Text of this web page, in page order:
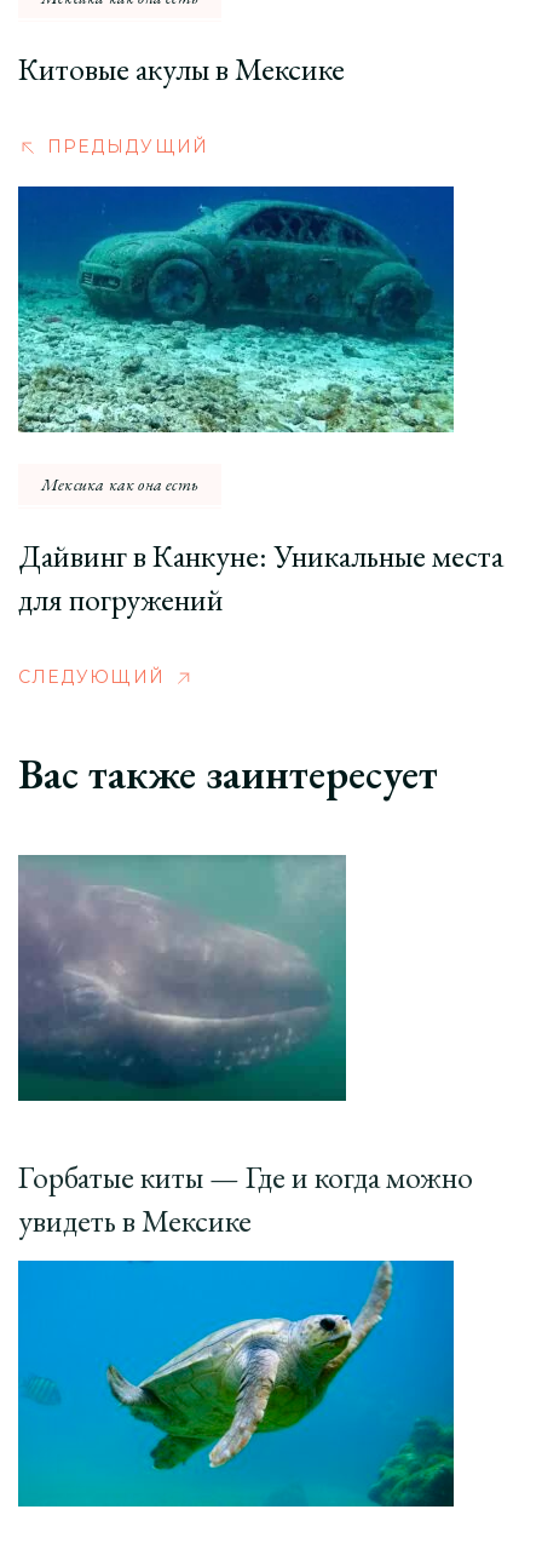
Китовые акулы в Мексике
ПРЕДЫДУЩИЙ
Мексика как она есть
Дайвинг в Канкуне: Уникальные места
для погружений
СЛЕДУЮЩИЙ
Вас также заинтересует
Горбатые киты — Где и когда можно
увидеть в Мексике